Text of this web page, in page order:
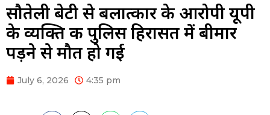
सौतेली बेटी से बलात्कार के आरोपी यूपी
के व्यक्ति की पुलिस हिरासत में बीमार
पड़ने से मौत हो गई
July 6, 2026 4:35 pm